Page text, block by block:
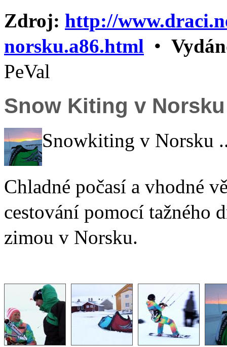
Zdroj: http://
norsku.a86.html •
PeVal
Snow Kiting v Norsku
Snowkiting v Norsku
Chladné počasí a vhodné
cestování pomocí tažného
zimou v Norsku.